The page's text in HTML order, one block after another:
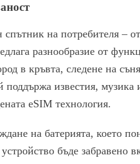
спътник на потребителя – от
разнообразие от
в кръвта, следене на
известия, музика
eSIM технология.
на батерията, което
бъде забравено